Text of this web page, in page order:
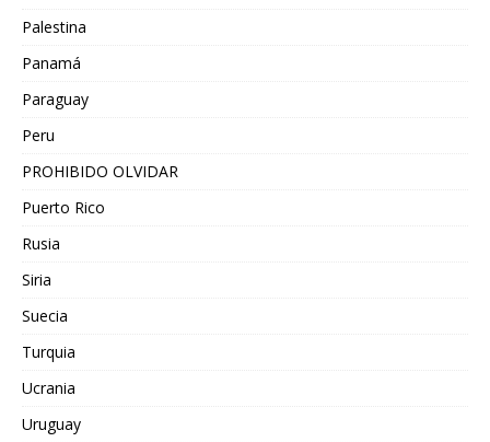
Palestina
Panamá
Paraguay
Peru
PROHIBIDO OLVIDAR
Puerto Rico
Rusia
Siria
Suecia
Turquia
Ucrania
Uruguay